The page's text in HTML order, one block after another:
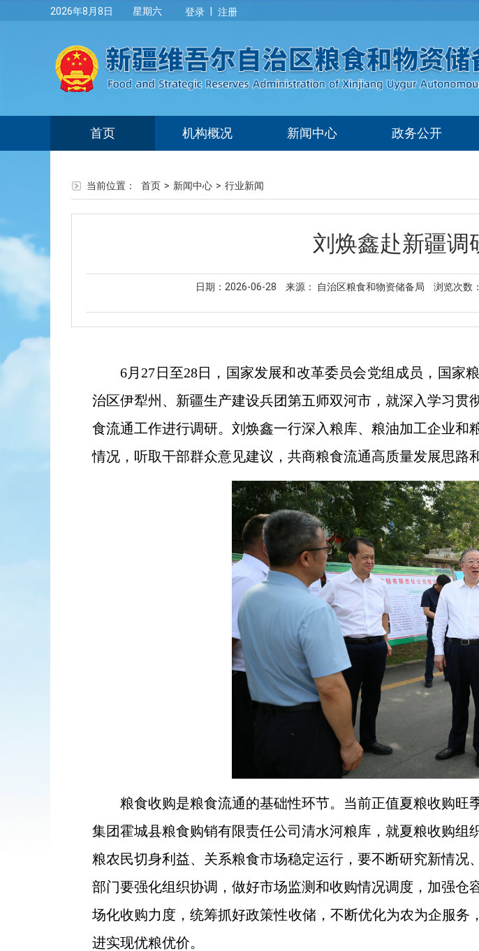
2026年8月8日 星期六 登录 注册
首页 机构概况 新闻中心 政务公开
当前位置： 首页 > 新闻中心 > 行业新闻
刘焕鑫赴新疆调
日期：2026-06-28 来源： 自治区粮食和物资储备局 浏览次数：
6月27日至28日，国家发展和改革委员会党组成员，国家
治区伊犁州、新疆生产建设兵团第五师双河市，就深入学习
食流通工作进行调研。刘焕鑫一行深入粮库、粮油加工企业
情况，听取干部群众意见建议，共商粮食流通高质量发展思路
粮食收购是粮食流通的基础性环节。当前正值夏粮收购
集团霍城县粮食购销有限责任公司清水河粮库，就夏粮收购
粮农民切身利益、关系粮食市场稳定运行，要不断研究新情
部门要强化组织协调，做好市场监测和收购情况调度，加强
场化收购力度，统筹抓好政策性收储，不断优化为农为企服
进实现优粮优价。